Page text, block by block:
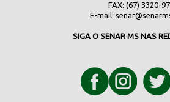
FAX: (67) 3320-
E-mail:
SIGA O SENAR MS NAS